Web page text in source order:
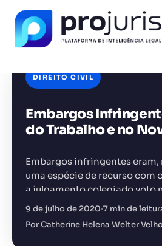
DIREITO CIVIL
Embargos
do Trabalho e no
Embargos infringentes eram,
uma espécie de recurso com
a julgamento colegiado voto
de garantir que esse recurso
dissidência, mas…
9 de julho de 2020 7 min de
Por Catherine Helena Welter
FERRAMENTA
CONTEÚDO
Tabela de Honorários
+14.000